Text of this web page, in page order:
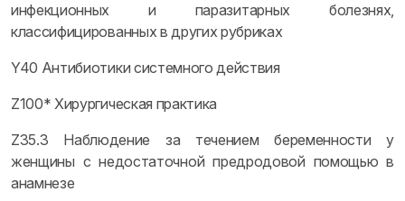
инфекционных и паразитарных болезнях,
классифицированных в других рубриках
Y40 Антибиотики системного действия
Z100* Хирургическая практика
Z35.3 Наблюдение за течением беременности у
женщины с недостаточной предродовой помощью в
анамнезе